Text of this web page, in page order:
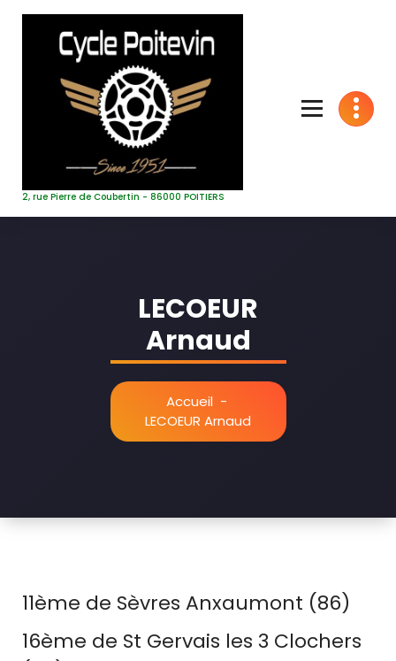
2, rue Pierre de Coubertin - 86000 POITIERS
LECOEUR
Arnaud
Accueil -
LECOEUR Arnaud
11ème de Sèvres Anxaumont (86)
16ème de St Gervais les 3 Clochers